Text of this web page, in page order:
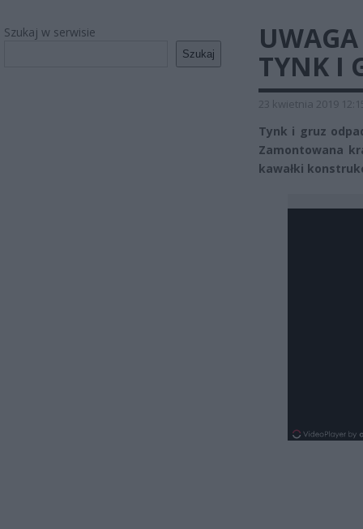
Szukaj w serwisie
Szukaj
TYNK I
23 kwietnia 2019
Tynk i gruz
Zamontowana
kawałki